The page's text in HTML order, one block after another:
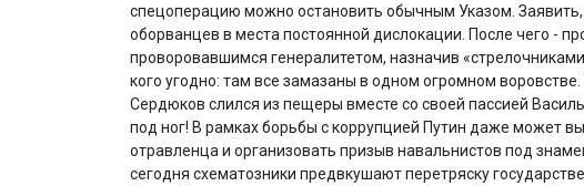
спецоперацию можно остановить обычным Указом. Заявить,
оборванцев в места постоянной дислокации. После чего -
проворовавшимся генералитетом, назначив
кого угодно: там все замазаны в одном огромном
Сердюков слился из пещеры вместе со своей пассией
под ног! В рамках борьбы с коррупцией Путин даже может
отравленца и организовать призыв навальнистов под
сегодня схематозники предвкушают перетряску